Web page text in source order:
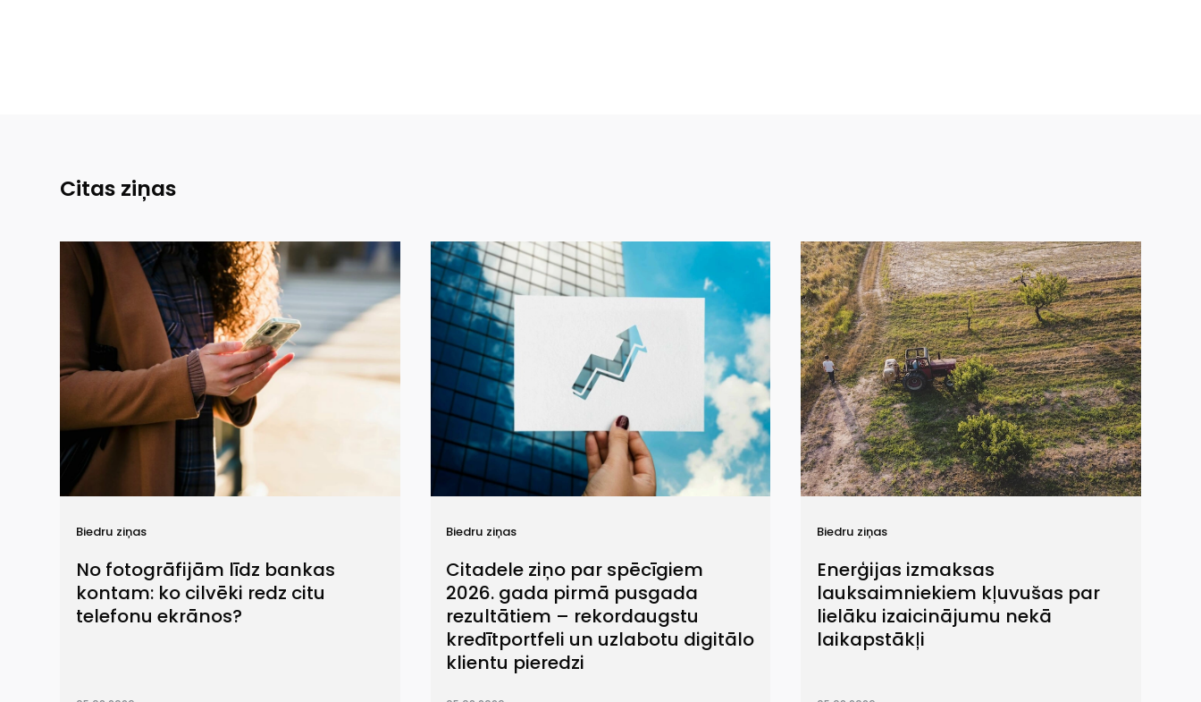
Citas ziņas
Biedru ziņas
No fotogrāfijām līdz bankas
kontam: ko cilvēki redz citu
telefonu ekrānos?
Biedru ziņas
Citadele ziņo par spēcīgiem
2026. gada pirmā pusgada
rezultātiem – rekordaugstu
kredītportfeli un uzlabotu digitālo
klientu pieredzi
Biedru ziņas
Enerģijas izmaksas
lauksaimniekiem kļuvušas par
lielāku izaicinājumu nekā
laikapstākļi